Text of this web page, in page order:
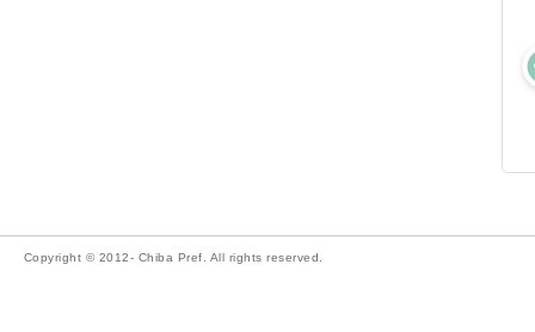
Copyright © 2012- Chiba Pref. All rights reserved.